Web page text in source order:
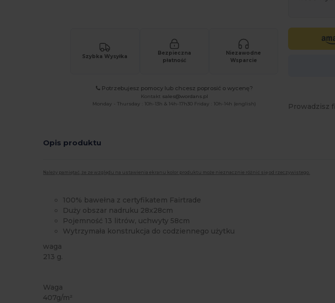
Szybka Wysyłka
Bezpieczna
płatność
Niezawodne
Wsparcie
Potrzebujesz pomocy lub chcesz poprosić o wycenę?
Kontakt sales@wordans.pl
Monday - Thursday : 10h-13h & 14h-17h30 Friday : 10h-14h (english)
Prowadzisz
Opis produktu
Należy pamiętać, że ze względu na ustawienia ekranu kolor produktu może nieznacznie różnić się od rzeczywistego.
100% bawełna z certyfikatem Fairtrade
Duży obszar nadruku 28x28cm
Pojemność 13 litrów, uchwyty 58cm
Wytrzymała konstrukcja do codziennego użytku
waga
213 g.
Waga
407g/m²